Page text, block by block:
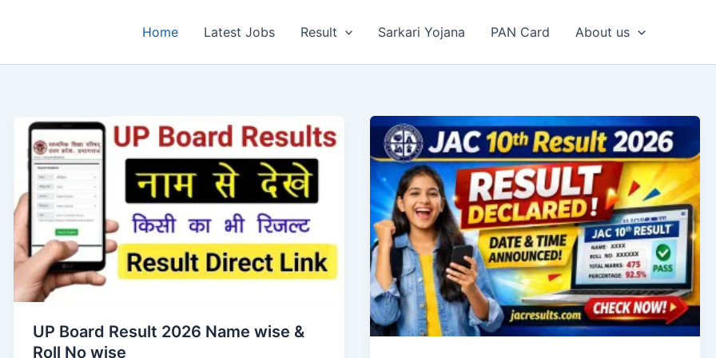
Home Latest Jobs Result Sarkari Yojana PAN Card About us
UP Board Result 2026 Name wise &
Roll No wise